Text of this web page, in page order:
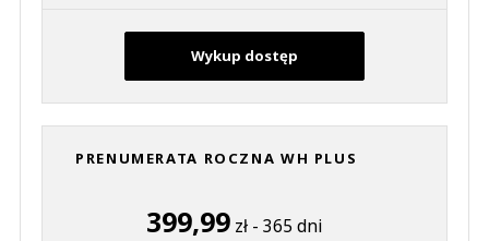
Wykup dostęp
PRENUMERATA ROCZNA WH PLUS
399,99zł - 365 dni